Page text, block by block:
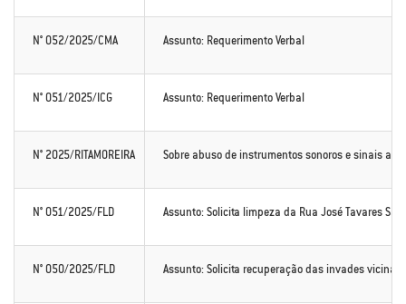
N° 052/2025/CMA Assunto: Requerimento Verbal
N° 051/2025/ICG Assunto: Requerimento Verbal
N° 2025/RITAMOREIRA Sobre abuso de instrumentos sonoros e sinais
N° 051/2025/FLD Assunto: Solicita limpeza da Rua José Tavares
N° 050/2025/FLD Assunto: Solicita recuperação das invades